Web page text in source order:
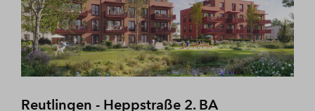
Reutlingen - Heppstraße 2. BA